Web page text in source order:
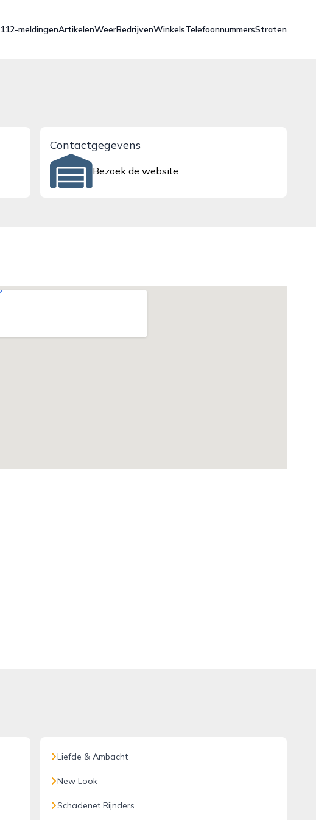
112-meldingenArtikelenWeerBedrijvenWinkelsTelefoonnummersStraten
Contactgegevens
Bezoek de website
Liefde & Ambacht
New Look
Schadenet Rijnders